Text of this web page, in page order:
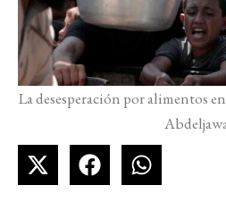
La desesperación por alimentos